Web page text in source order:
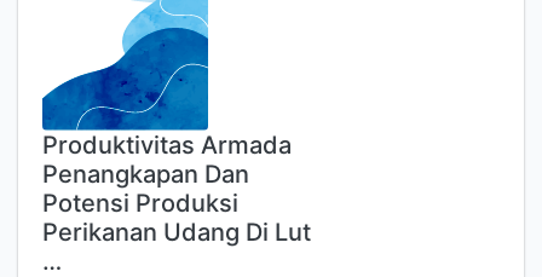
Produktivitas Armada
Penangkapan Dan
Potensi Produksi
Perikanan Udang Di Lut
…